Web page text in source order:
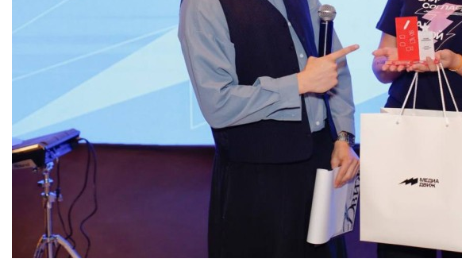
99 Glavnaya Street, dp.Cherkizovo, Urban district Pushkinsky, Moscow region, 141221
TELEPHONES:
+7 (495) 940 83 00
+7 (495) 940 83 58
E-MAIL
obrashenia@rguts.ru
Mo-th: from 09:00 to 18:00;
Fr: from 09:00 to 16:45;